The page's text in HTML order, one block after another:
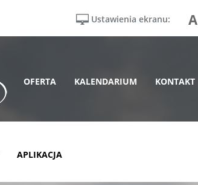
Ustawienia ekranu: A
OFERTA KALENDARIUM KONTAKT
APLIKACJA